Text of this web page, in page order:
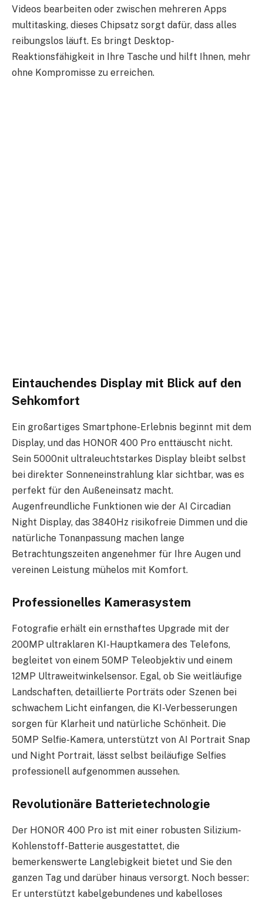
Videos bearbeiten oder zwischen mehreren Apps
multitasking, dieses Chipsatz sorgt dafür, dass alles
reibungslos läuft. Es bringt Desktop-
Reaktionsfähigkeit in Ihre Tasche und hilft Ihnen, mehr
ohne Kompromisse zu erreichen.
Eintauchendes Display mit Blick auf den
Sehkomfort
Ein großartiges Smartphone-Erlebnis beginnt mit dem
Display, und das HONOR 400 Pro enttäuscht nicht.
Sein 5000nit ultraleuchtstarkes Display bleibt selbst
bei direkter Sonneneinstrahlung klar sichtbar, was es
perfekt für den Außeneinsatz macht.
Augenfreundliche Funktionen wie der AI Circadian
Night Display, das 3840Hz risikofreie Dimmen und die
natürliche Tonanpassung machen lange
Betrachtungszeiten angenehmer für Ihre Augen und
vereinen Leistung mühelos mit Komfort.
Professionelles Kamerasystem
Fotografie erhält ein ernsthaftes Upgrade mit der
200MP ultraklaren KI-Hauptkamera des Telefons,
begleitet von einem 50MP Teleobjektiv und einem
12MP Ultraweitwinkelsensor. Egal, ob Sie weitläufige
Landschaften, detaillierte Porträts oder Szenen bei
schwachem Licht einfangen, die KI-Verbesserungen
sorgen für Klarheit und natürliche Schönheit. Die
50MP Selfie-Kamera, unterstützt von AI Portrait Snap
und Night Portrait, lässt selbst beiläufige Selfies
professionell aufgenommen aussehen.
Revolutionäre Batterietechnologie
Der HONOR 400 Pro ist mit einer robusten Silizium-
Kohlenstoff-Batterie ausgestattet, die
bemerkenswerte Langlebigkeit bietet und Sie den
ganzen Tag und darüber hinaus versorgt. Noch besser:
Er unterstützt kabelgebundenes und kabelloses